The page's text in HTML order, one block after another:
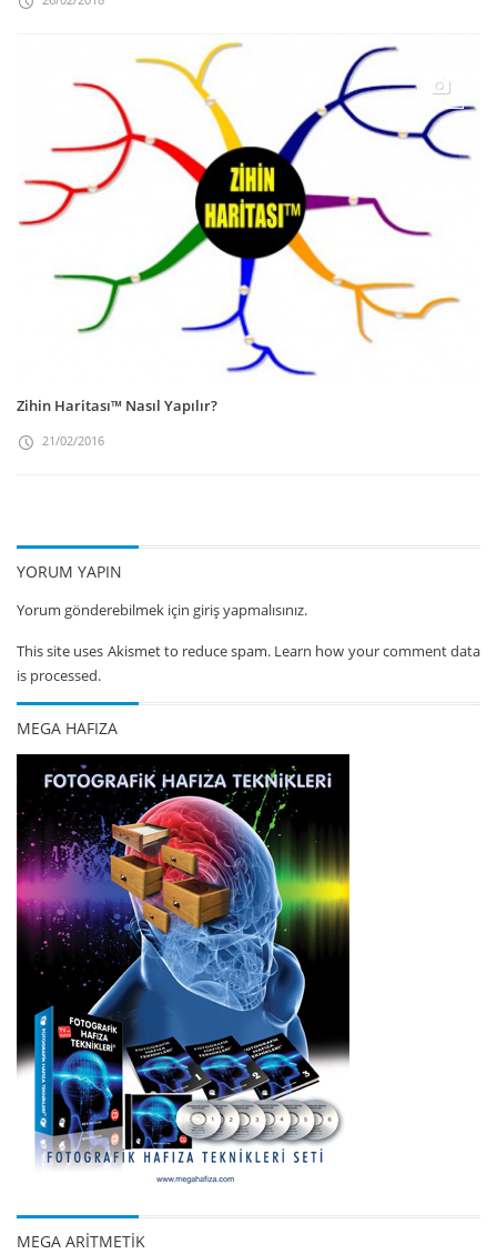
Zihin Haritası™ Nasıl Yapılır?
21/02/2016
YORUM YAPIN
Yorum gönderebilmek için giriş yapmalısınız.
This site uses Akismet to reduce spam. Learn how your comment data
is processed.
MEGA HAFIZA
MEGA ARİTMETİK